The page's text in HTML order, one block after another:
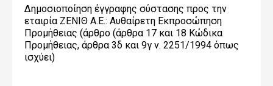
Δημοσιοποίηση έγγραφης σύστασης προς την
εταιρία ΖΕΝΙΘ Α.Ε.: Αυθαίρετη Εκπροσώπηση
Προμήθειας (άρθρο (άρθρα 17 και 18 Κώδικα
Προμήθειας, άρθρα 3δ και 9γ ν. 2251/1994 όπως
ισχύει)